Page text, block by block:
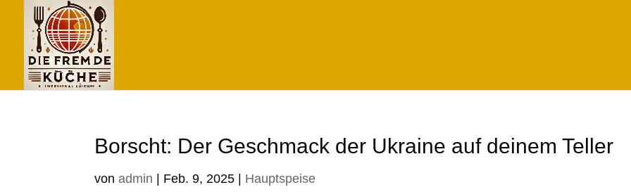
Borscht: Der Geschmack der Ukraine auf deinem Teller
vonadmin Feb. 9, 2025 Hauptspeise